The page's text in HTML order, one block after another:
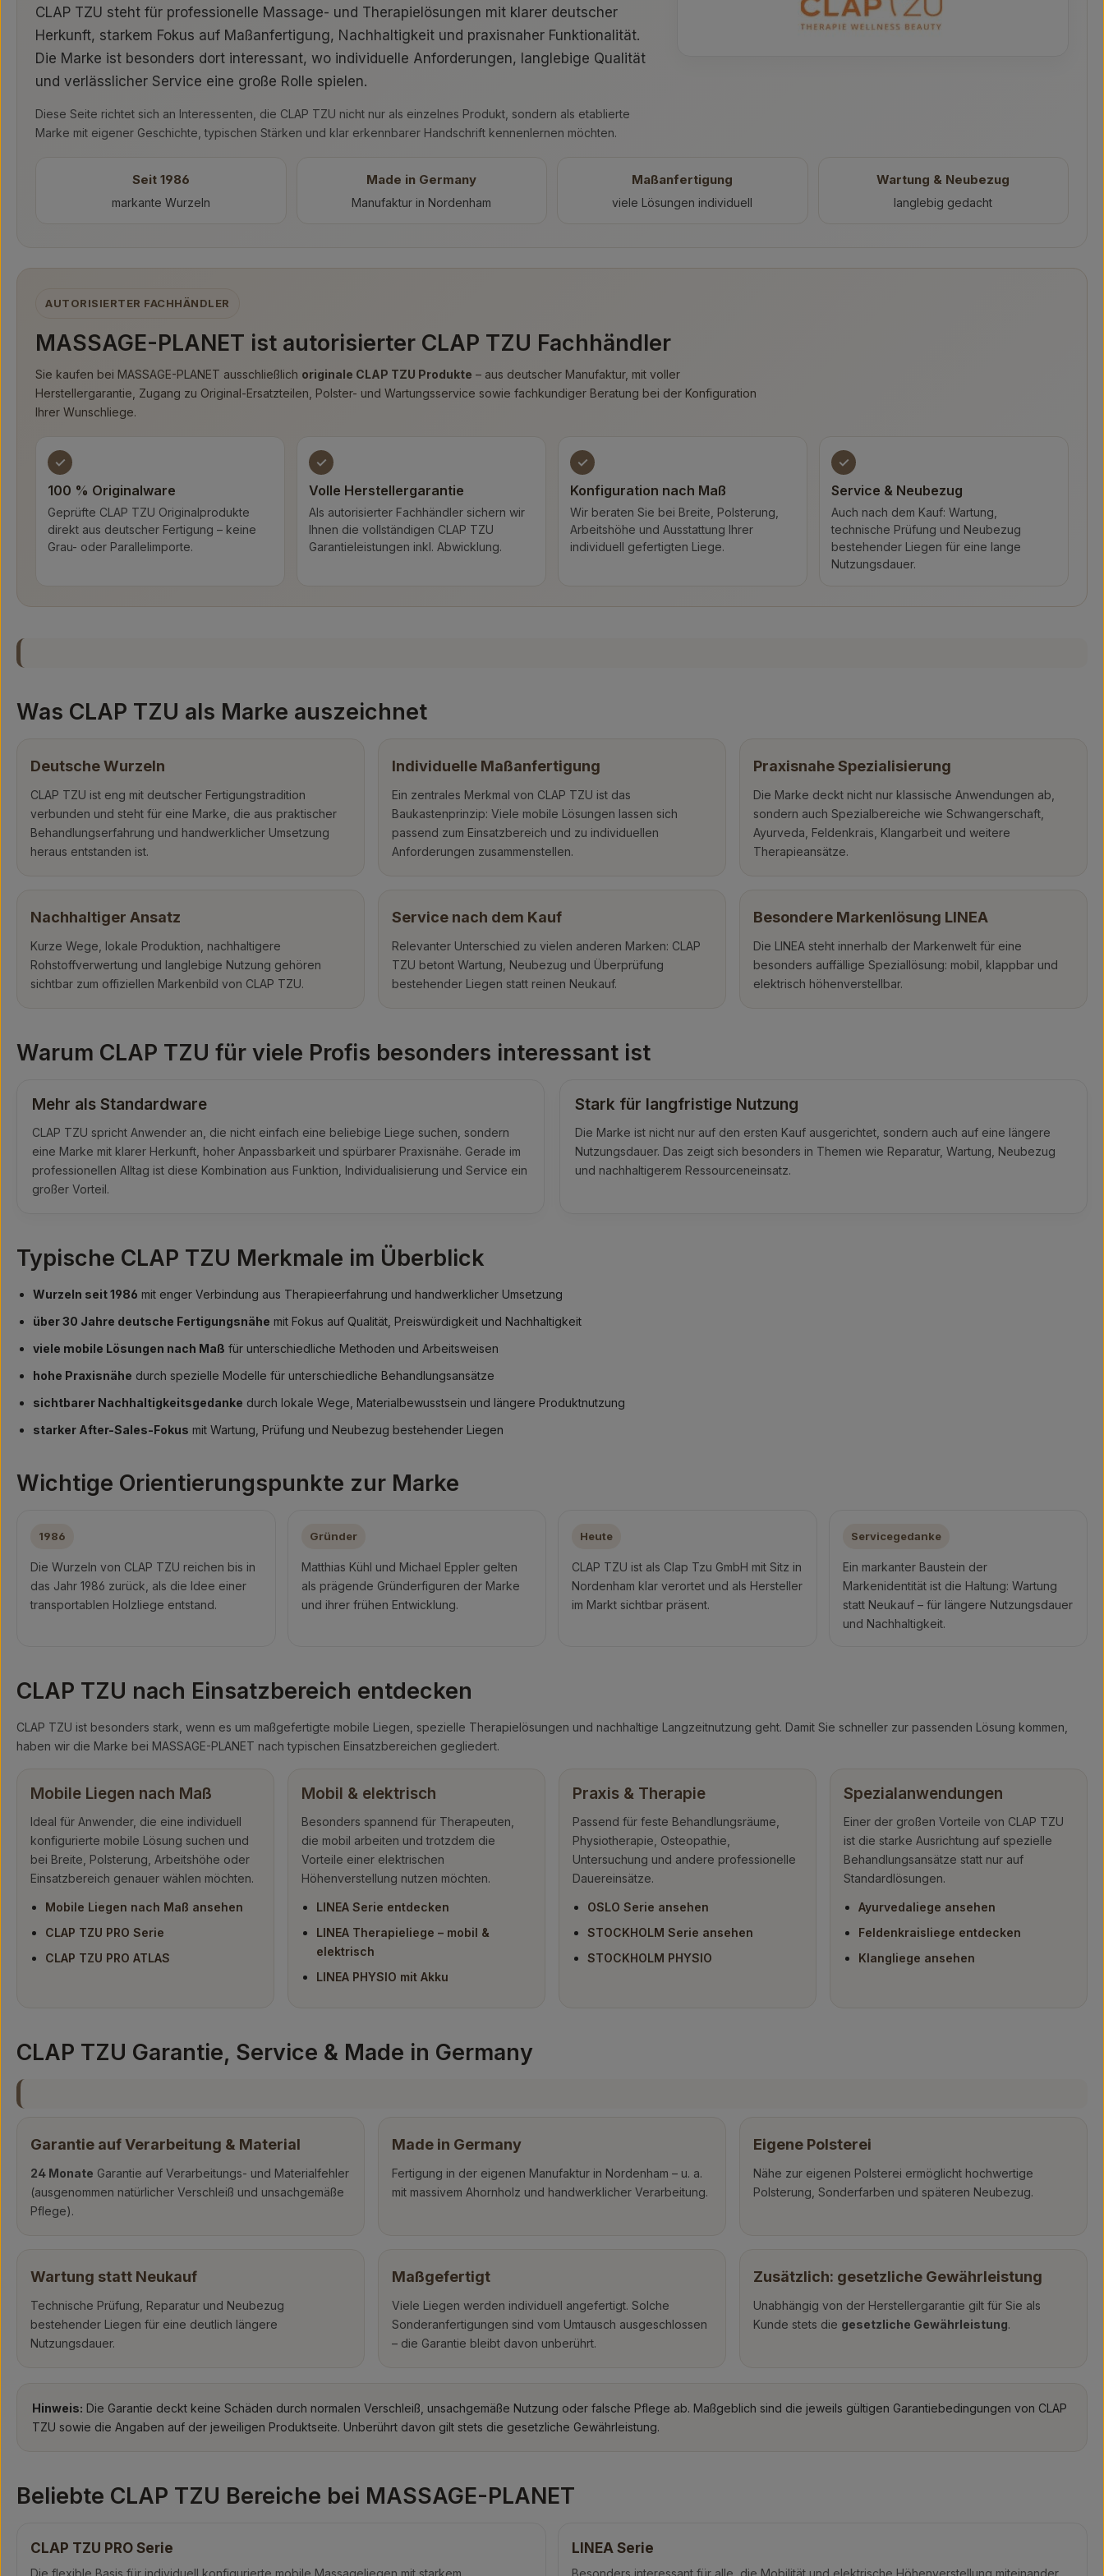
CLAP TZU steht für professionelle Massage- und Therapielösungen mit klarer deutscher
Herkunft, starkem Fokus auf Maßanfertigung, Nachhaltigkeit und praxisnaher Funktionalität.
Die Marke ist besonders dort interessant, wo individuelle Anforderungen, langlebige Qualität
und verlässlicher Service eine große Rolle spielen.
Diese Seite richtet sich an Interessenten, die CLAP TZU nicht nur als einzelnes Produkt, sondern als etablierte
Marke mit eigener Geschichte, typischen Stärken und klar erkennbarer Handschrift kennenlernen möchten.
Seit 1986
markante Wurzeln
Made in Germany
Manufaktur in Nordenham
Maßanfertigung
viele Lösungen individuell
Wartung & Neubezug
langlebig gedacht
AUTORISIERTER FACHHÄNDLER
MASSAGE-PLANET ist autorisierter CLAP TZU Fachhändler
Sie kaufen bei MASSAGE-PLANET ausschließlich originale CLAP TZU Produkte – aus deutscher Manufaktur, mit voller
Herstellergarantie, Zugang zu Original-Ersatzteilen, Polster- und Wartungsservice sowie fachkundiger Beratung bei der Konfiguration
Ihrer Wunschliege.
✓
100 % Originalware
Geprüfte CLAP TZU Originalprodukte
direkt aus deutscher Fertigung – keine
Grau- oder Parallelimporte.
✓
Volle Herstellergarantie
Als autorisierter Fachhändler sichern wir
Ihnen die vollständigen CLAP TZU
Garantieleistungen inkl. Abwicklung.
✓
Konfiguration nach Maß
Wir beraten Sie bei Breite, Polsterung,
Arbeitshöhe und Ausstattung Ihrer
individuell gefertigten Liege.
✓
Service & Neubezug
Auch nach dem Kauf: Wartung,
technische Prüfung und Neubezug
bestehender Liegen für eine lange
Nutzungsdauer.
Was CLAP TZU als Marke auszeichnet
Deutsche Wurzeln
CLAP TZU ist eng mit deutscher Fertigungstradition
verbunden und steht für eine Marke, die aus praktischer
Behandlungserfahrung und handwerklicher Umsetzung
heraus entstanden ist.
Individuelle Maßanfertigung
Ein zentrales Merkmal von CLAP TZU ist das
Baukastenprinzip: Viele mobile Lösungen lassen sich
passend zum Einsatzbereich und zu individuellen
Anforderungen zusammenstellen.
Praxisnahe Spezialisierung
Die Marke deckt nicht nur klassische Anwendungen ab,
sondern auch Spezialbereiche wie Schwangerschaft,
Ayurveda, Feldenkrais, Klangarbeit und weitere
Therapieansätze.
Nachhaltiger Ansatz
Kurze Wege, lokale Produktion, nachhaltigere
Rohstoffverwertung und langlebige Nutzung gehören
sichtbar zum offiziellen Markenbild von CLAP TZU.
Service nach dem Kauf
Relevanter Unterschied zu vielen anderen Marken: CLAP
TZU betont Wartung, Neubezug und Überprüfung
bestehender Liegen statt reinen Neukauf.
Besondere Markenlösung LINEA
Die LINEA steht innerhalb der Markenwelt für eine
besonders auffällige Speziallösung: mobil, klappbar und
elektrisch höhenverstellbar.
Warum CLAP TZU für viele Profis besonders interessant ist
Mehr als Standardware
CLAP TZU spricht Anwender an, die nicht einfach eine beliebige Liege suchen, sondern
eine Marke mit klarer Herkunft, hoher Anpassbarkeit und spürbarer Praxisnähe. Gerade im
professionellen Alltag ist diese Kombination aus Funktion, Individualisierung und Service ein
großer Vorteil.
Stark für langfristige Nutzung
Die Marke ist nicht nur auf den ersten Kauf ausgerichtet, sondern auch auf eine längere
Nutzungsdauer. Das zeigt sich besonders in Themen wie Reparatur, Wartung, Neubezug
und nachhaltigerem Ressourceneinsatz.
Typische CLAP TZU Merkmale im Überblick
Wurzeln seit 1986 mit enger Verbindung aus Therapieerfahrung und handwerklicher Umsetzung
über 30 Jahre deutsche Fertigungsnähe mit Fokus auf Qualität, Preiswürdigkeit und Nachhaltigkeit
viele mobile Lösungen nach Maß für unterschiedliche Methoden und Arbeitsweisen
hohe Praxisnähe durch spezielle Modelle für unterschiedliche Behandlungsansätze
sichtbarer Nachhaltigkeitsgedanke durch lokale Wege, Materialbewusstsein und längere Produktnutzung
starker After-Sales-Fokus mit Wartung, Prüfung und Neubezug bestehender Liegen
Wichtige Orientierungspunkte zur Marke
1986
Die Wurzeln von CLAP TZU reichen bis in
das Jahr 1986 zurück, als die Idee einer
transportablen Holzliege entstand.
Gründer
Matthias Kühl und Michael Eppler gelten
als prägende Gründerfiguren der Marke
und ihrer frühen Entwicklung.
Heute
CLAP TZU ist als Clap Tzu GmbH mit Sitz in
Nordenham klar verortet und als Hersteller
im Markt sichtbar präsent.
Servicegedanke
Ein markanter Baustein der
Markenidentität ist die Haltung: Wartung
statt Neukauf – für längere Nutzungsdauer
und Nachhaltigkeit.
CLAP TZU nach Einsatzbereich entdecken
CLAP TZU ist besonders stark, wenn es um maßgefertigte mobile Liegen, spezielle Therapielösungen und nachhaltige Langzeitnutzung geht. Damit Sie schneller zur passenden Lösung kommen,
haben wir die Marke bei MASSAGE-PLANET nach typischen Einsatzbereichen gegliedert.
Mobile Liegen nach Maß
Ideal für Anwender, die eine individuell
konfigurierte mobile Lösung suchen und
bei Breite, Polsterung, Arbeitshöhe oder
Einsatzbereich genauer wählen möchten.
Mobile Liegen nach Maß ansehen
CLAP TZU PRO Serie
CLAP TZU PRO ATLAS
Mobil & elektrisch
Besonders spannend für Therapeuten,
die mobil arbeiten und trotzdem die
Vorteile einer elektrischen
Höhenverstellung nutzen möchten.
LINEA Serie entdecken
LINEA Therapieliege – mobil &
elektrisch
LINEA PHYSIO mit Akku
Praxis & Therapie
Passend für feste Behandlungsräume,
Physiotherapie, Osteopathie,
Untersuchung und andere professionelle
Dauereinsätze.
OSLO Serie ansehen
STOCKHOLM Serie ansehen
STOCKHOLM PHYSIO
Spezialanwendungen
Einer der großen Vorteile von CLAP TZU
ist die starke Ausrichtung auf spezielle
Behandlungsansätze statt nur auf
Standardlösungen.
Ayurvedaliege ansehen
Feldenkraisliege entdecken
Klangliege ansehen
CLAP TZU Garantie, Service & Made in Germany
Garantie auf Verarbeitung & Material
24 Monate Garantie auf Verarbeitungs- und Materialfehler
(ausgenommen natürlicher Verschleiß und unsachgemäße
Pflege).
Made in Germany
Fertigung in der eigenen Manufaktur in Nordenham – u. a.
mit massivem Ahornholz und handwerklicher Verarbeitung.
Eigene Polsterei
Nähe zur eigenen Polsterei ermöglicht hochwertige
Polsterung, Sonderfarben und späteren Neubezug.
Wartung statt Neukauf
Technische Prüfung, Reparatur und Neubezug
bestehender Liegen für eine deutlich längere
Nutzungsdauer.
Maßgefertigt
Viele Liegen werden individuell angefertigt. Solche
Sonderanfertigungen sind vom Umtausch ausgeschlossen
– die Garantie bleibt davon unberührt.
Zusätzlich: gesetzliche Gewährleistung
Unabhängig von der Herstellergarantie gilt für Sie als
Kunde stets die gesetzliche Gewährleistung.
Hinweis: Die Garantie deckt keine Schäden durch normalen Verschleiß, unsachgemäße Nutzung oder falsche Pflege ab. Maßgeblich sind die jeweils gültigen Garantiebedingungen von CLAP
TZU sowie die Angaben auf der jeweiligen Produktseite. Unberührt davon gilt stets die gesetzliche Gewährleistung.
Beliebte CLAP TZU Bereiche bei MASSAGE-PLANET
CLAP TZU PRO Serie
Die flexible Basis für individuell konfigurierte mobile Massageliegen mit starkem
LINEA Serie
Besonders interessant für alle, die Mobilität und elektrische Höhenverstellung miteinander